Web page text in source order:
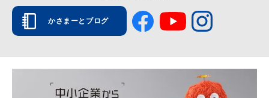
かさまーとブログ